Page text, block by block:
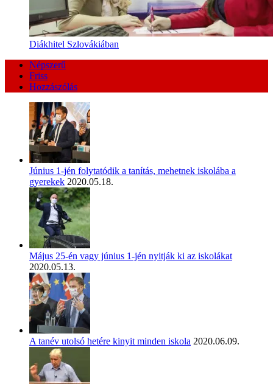
Diákhitel Szlovákiában
Népszerű
Friss
Hozzászólás
Június 1-jén folytatódik a tanítás, mehetnek iskolába a
gyerekek 2020.05.18.
Május 25-én vagy június 1-jén nyitják ki az iskolákat
2020.05.13.
A tanév utolsó hetére kinyit minden iskola 2020.06.09.